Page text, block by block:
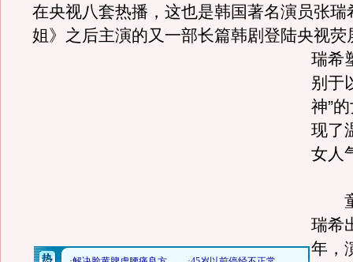
在央视八套热播，这也是韩国著名演员张瑞
姐》之后主演的又一部长篇韩剧登陆央视荧
瑞希
别于
神”
现了
女人
童
瑞希
年，